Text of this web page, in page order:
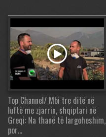
Top Channel/ Mbi tre ditë në
luftë me zjarrin, shqiptari në
Greqi: Na thanë të largoheshim,
por…